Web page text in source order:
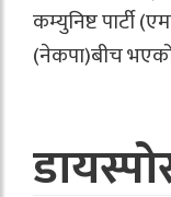
कम्युनिष्ट पार्टी
(नेकपा)बीच